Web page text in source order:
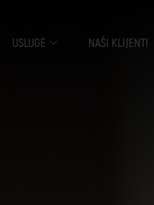
USLUGE NAŠI KLIJENTI